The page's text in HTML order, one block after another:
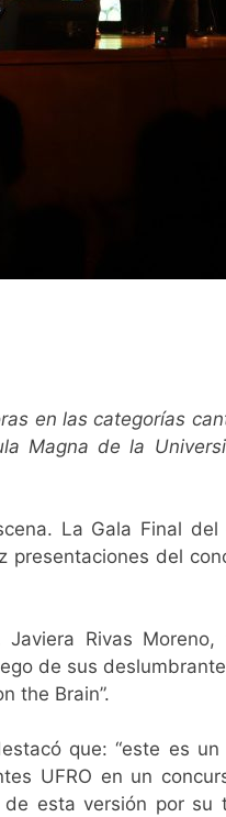
en las categorías
Magna de la
La Gala Final del
del
Rivas
de sus
the Brain”.
que: “este es un
UFRO en un
esta versión por su